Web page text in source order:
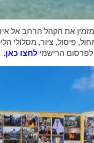
את הקהל הרחב אל
הרישמי לחצו כאן.